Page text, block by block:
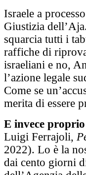
Israele a
Giustizia
squarcia tutti i
raffiche di
israeliani e no,
l’azione legale
Come se
merita di essere
E invece
Luigi Ferrajoli,
2022). Lo è la
dai cento giorni